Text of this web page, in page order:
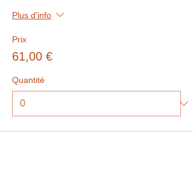
Plus d'info
Prix
61,00 €
Quantité